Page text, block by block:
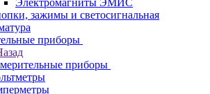
Электромагниты ЭМИС
зажимы и светосигнальная
приборы
приборы